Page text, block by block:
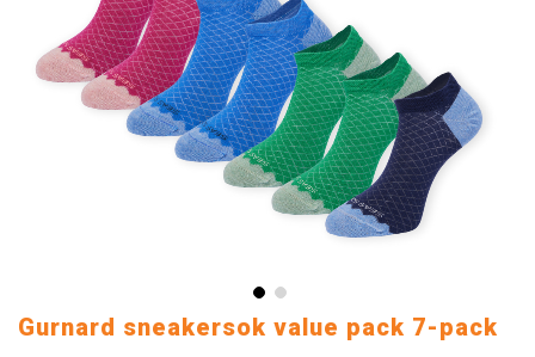
Ga
Gurnard sneakersok value pack 7-pack